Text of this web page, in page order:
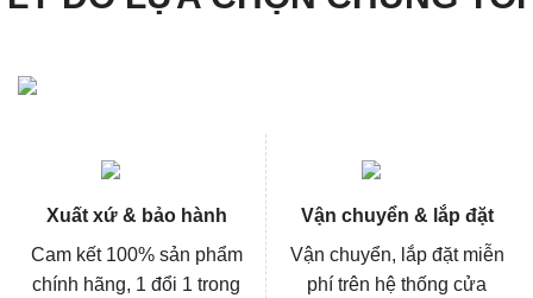
Xuất xứ & bảo hành
Cam kết 100% sản phẩm
chính hãng, 1 đổi 1 trong
Vận chuyển & lắp đặt
Vận chuyển, lắp đặt miễn
phí trên hệ thống cửa